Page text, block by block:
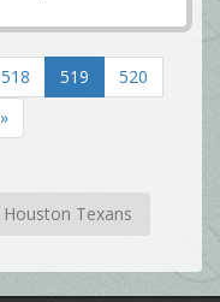
518 519
520
»
Houston Texans